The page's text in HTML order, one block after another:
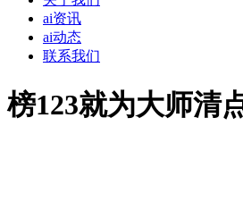
ai资讯
ai动态
联系我们
榜123就为大师清